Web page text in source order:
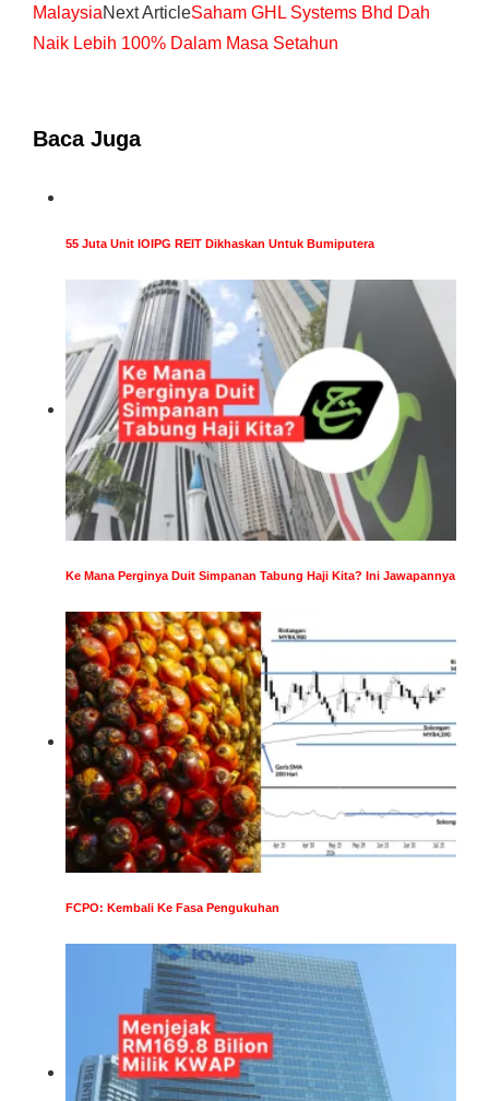
MalaysiaNext ArticleSaham GHL Systems Bhd Dah
Naik Lebih 100% Dalam Masa Setahun
Baca Juga
55 Juta Unit IOIPG REIT Dikhaskan Untuk Bumiputera
Ke Mana Perginya Duit Simpanan Tabung Haji Kita? Ini Jawapannya
FCPO: Kembali Ke Fasa Pengukuhan